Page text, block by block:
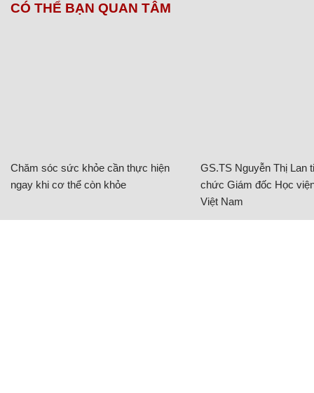
CÓ THỂ BẠN QUAN TÂM
Chăm sóc sức khỏe cần thực hiện
ngay khi cơ thể còn khỏe
GS.TS Nguyễn Thị Lan
chức Giám đốc Học
Việt Nam